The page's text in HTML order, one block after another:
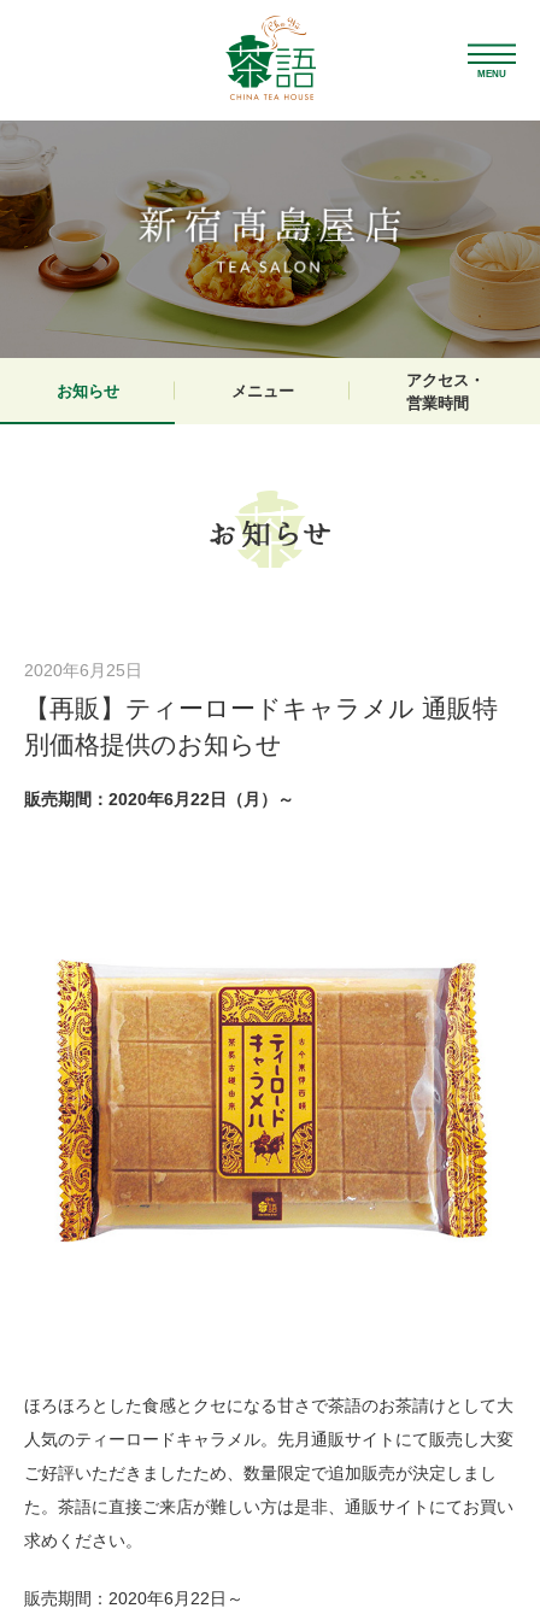
MENU
お知らせ メニュー
アクセス・
営業時間
2020年6月25日
【再販】ティーロードキャラメル 通販特
別価格提供のお知らせ
販売期間：2020年6月22日（月）～
ほろほろとした食感とクセになる甘さで茶語のお茶請けとして大
人気のティーロードキャラメル。先月通販サイトにて販売し大変
ご好評いただきましたため、数量限定で追加販売が決定しまし
た。茶語に直接ご来店が難しい方は是非、通販サイトにてお買い
求めください。
販売期間：2020年6月22日～